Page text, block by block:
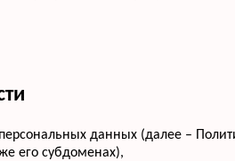
данных (далее –
его субдоменах),